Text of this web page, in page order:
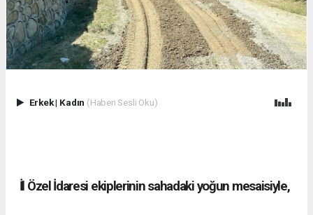
Erkek| Kadın (Haberi Sesli Oku)
İl Özel İdaresi ekiplerinin sahadaki yoğun mesaisiyle,